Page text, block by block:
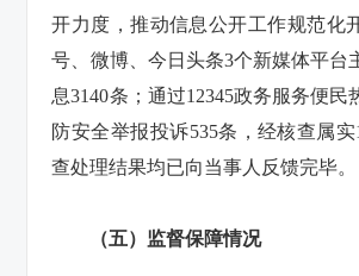
开力度，推动信息公开工作规范化
号、微博、今日头条3个新媒体平台
息3140条；通过12345政务服务便民
防安全举报投诉535条，经核查属
查处理结果均已向当事人反馈完毕。
（五）监督保障情况